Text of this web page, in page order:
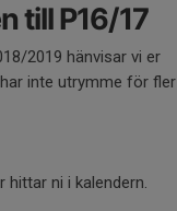
till P16/17
2019 hänvisar vi er
inte utrymme för fler
hittar ni i kalendern.